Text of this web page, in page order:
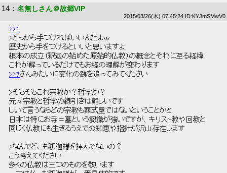
14 ： 名無しさん＠故郷VIP
2015/03/26(木) 07:45:24 ID:KYJmSMwV0
>>1
>どっから手つければいいんだよｗ
歴史から手をつけるといいと思いますよ
根本の成立（釈迦の始めた原始的仏教）の概念とそれに至る経緯
これが解っているだけでもお経の理解が変わります
>>7さんみたいに変化の跡を追ってみてください
>そもそもこれ宗教か？哲学か？
元々宗教と哲学の線引きは難しいです
しいて言うならどの宗教も葬式屋ではないということかと
日本は特にお寺＝墓という認識が強いですが、キリスト教や回教と
同じく仏教にも生きるうえでの知恵や指針が沢山存在します
>なんでどこも釈迦様を拝んでないの？
こう考えてください
多くの仏教は三つのものを敬います